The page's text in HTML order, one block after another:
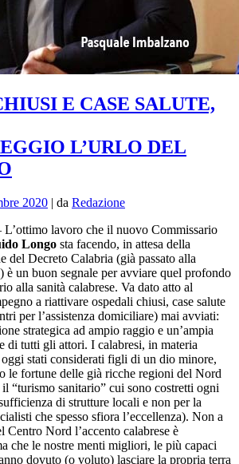
E CASE SALUTE,
L’URLO DEL
2020 | da Redazione
lavoro che il nuovo Commissario
Longo sta facendo, in attesa della
del Decreto Calabria (già passato alla
è un buon segnale per avviare quel profondo
alla sanità calabrese. Va dato atto al
a riattivare ospedali chiusi, case salute
per l’assistenza domiciliare) mai avviati:
strategica ad ampio raggio e un’ampia
di tutti gli attori. I calabresi, in materia
stati considerati figli di un dio minore,
le fortune delle già ricche regioni del Nord
“turismo sanitario” cui sono costretti ogni
di strutture locali e non per la
che spesso sfiora l’eccellenza). Non a
Centro Nord l’accento calabrese è
che le nostre menti migliori, le più capaci
dovuto (o voluto) lasciare la propria terra